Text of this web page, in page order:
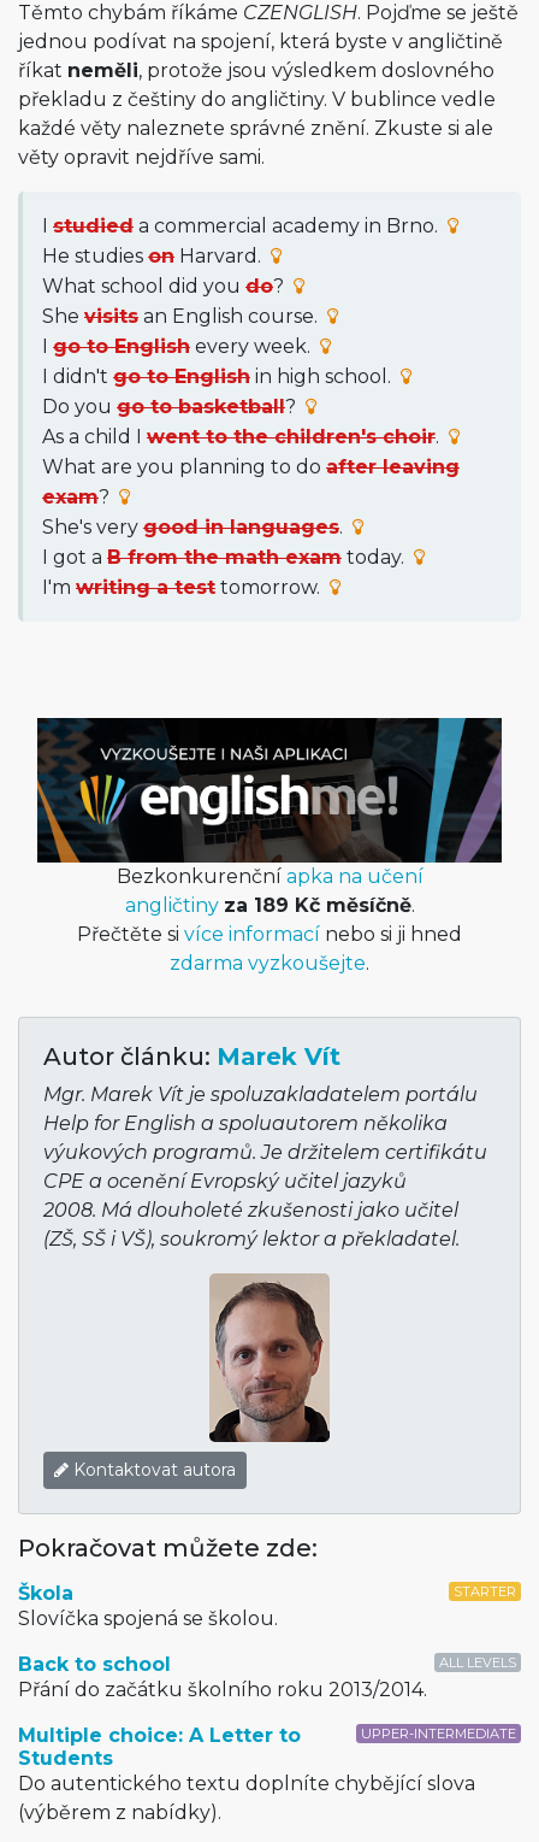
Těmto chybám říkáme CZENGLISH. Pojďme se ještě
jednou podívat na spojení, která byste v angličtině
říkat neměli, protože jsou výsledkem doslovného
překladu z češtiny do angličtiny. V bublince vedle
každé věty naleznete správné znění. Zkuste si ale
věty opravit nejdříve sami.
I studied a commercial academy in Brno.
He studies on Harvard.
What school did you do?
She visits an English course.
I go to English every week.
I didn't go to English in high school.
Do you go to basketball?
As a child I went to the children's choir.
What are you planning to do after leaving
exam?
She's very good in languages.
I got a B from the math exam today.
I'm writing a test tomorrow.
Bezkonkurenční apka na učení
angličtiny za 189 Kč měsíčně.
Přečtěte si více informací nebo si ji hned
zdarma vyzkoušejte.
Autor článku: Marek Vít
Mgr. Marek Vít je spoluzakladatelem portálu
Help for English a spoluautorem několika
výukových programů. Je držitelem certifikátu
CPE a ocenění Evropský učitel jazyků
2008. Má dlouholeté zkušenosti jako učitel
(ZŠ, SŠ i VŠ), soukromý lektor a překladatel.
Kontaktovat autora
Pokračovat můžete zde:
STARTER
Škola
Slovíčka spojená se školou.
ALL LEVELS
Back to school
Přání do začátku školního roku 2013/2014.
UPPER-INTERMEDIATE
Multiple choice: A Letter to
Students
Do autentického textu doplníte chybějící slova
(výběrem z nabídky).